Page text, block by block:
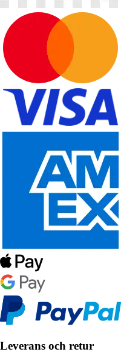
Leverans och retur